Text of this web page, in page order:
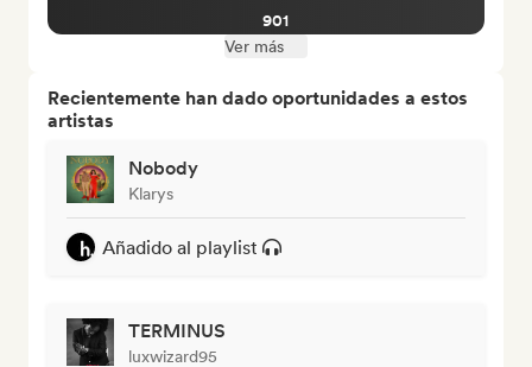
901
Ver más
Recientemente han dado oportunidades a estos
artistas
Nobody
Klarys
Añadido al playlist
TERMINUS
luxwizard95